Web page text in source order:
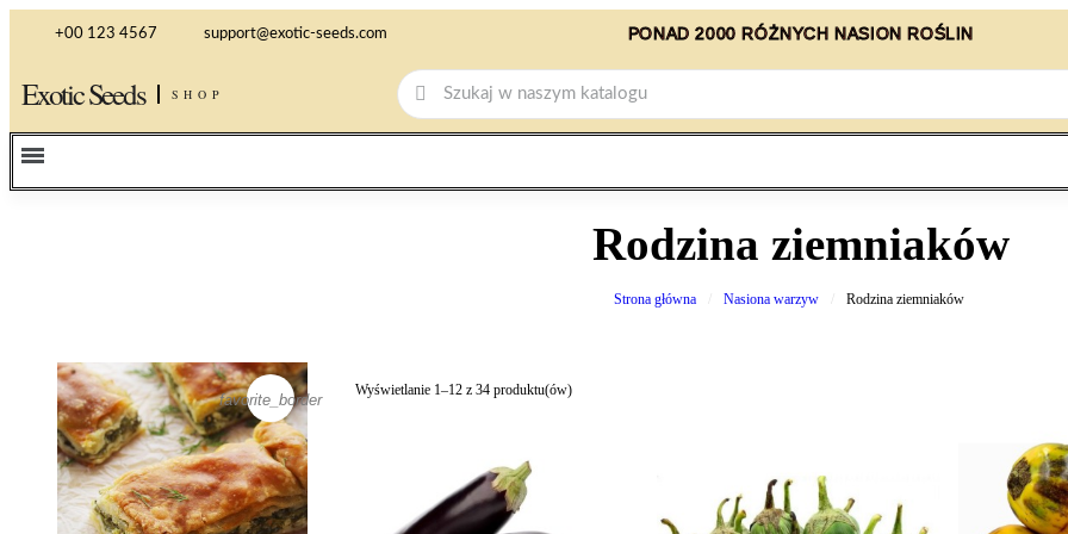
+00 123 4567 support@exotic-seeds.com PONAD 2000 RÓŻNYCH NASION ROŚLIN
Exotic Seeds SHOP
Rodzina ziemniaków
Strona główna Nasiona warzyw Rodzina ziemniaków
favorite_border
Wyświetlanie 1–12 z 34 produktu(ów)